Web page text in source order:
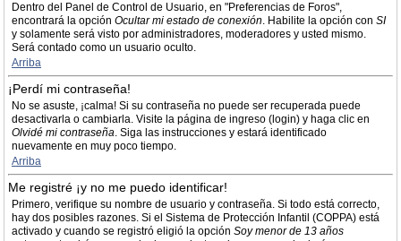
Dentro del Panel de Control de Usuario, en "Preferencias de Foros",
encontrará la opción Ocultar mi estado de conexión. Habilite la opción con SI
y solamente será visto por administradores, moderadores y usted mismo.
Será contado como un usuario oculto.
Arriba
¡Perdí mi contraseña!
No se asuste, ¡calma! Si su contraseña no puede ser recuperada puede
desactivarla o cambiarla. Visite la página de ingreso (login) y haga clic en
Olvidé mi contraseña. Siga las instrucciones y estará identificado
nuevamente en muy poco tiempo.
Arriba
Me registré ¡y no me puedo identificar!
Primero, verifique su nombre de usuario y contraseña. Si todo está correcto,
hay dos posibles razones. Si el Sistema de Protección Infantil (COPPA) está
activado y cuando se registró eligió la opción Soy menor de 13 años